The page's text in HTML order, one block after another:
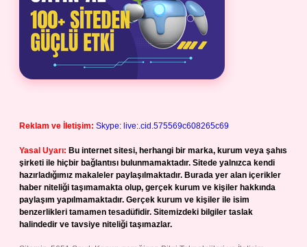
Reklam ve İletişim: Skype: live:.cid.575569c608265c69
Yasal Uyarı: Bu internet sitesi, herhangi bir marka, kurum veya şahıs
şirketi ile hiçbir bağlantısı bulunmamaktadır. Sitede yalnızca kendi
hazırladığımız makaleler paylaşılmaktadır. Burada yer alan içerikler
haber niteliği taşımamakta olup, gerçek kurum ve kişiler hakkında
paylaşım yapılmamaktadır. Gerçek kurum ve kişiler ile isim
benzerlikleri tamamen tesadüfidir. Sitemizdeki bilgiler taslak
halindedir ve tavsiye niteliği taşımazlar.